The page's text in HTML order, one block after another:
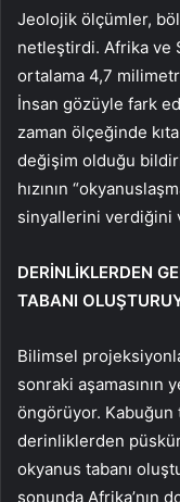
Jeolojik ölçümler,
netleştirdi. Afrika ve
ortalama 4,7
İnsan gözüyle fark
zaman ölçeğinde
değişim olduğu
hızının
sinyallerini verdiğini
DERİNLİKLERDEN
TABANI
Bilimsel
sonraki aşamasının
öngörüyor. Kabuğun
derinliklerden
okyanus tabanı
sonunda Afrika’nın